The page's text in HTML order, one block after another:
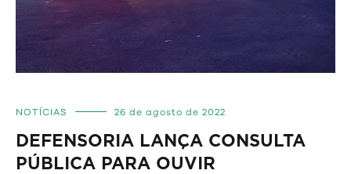
NOTÍCIAS 26 de agosto de 2022
DEFENSORIA LANÇA CONSULTA
PÚBLICA PARA OUVIR